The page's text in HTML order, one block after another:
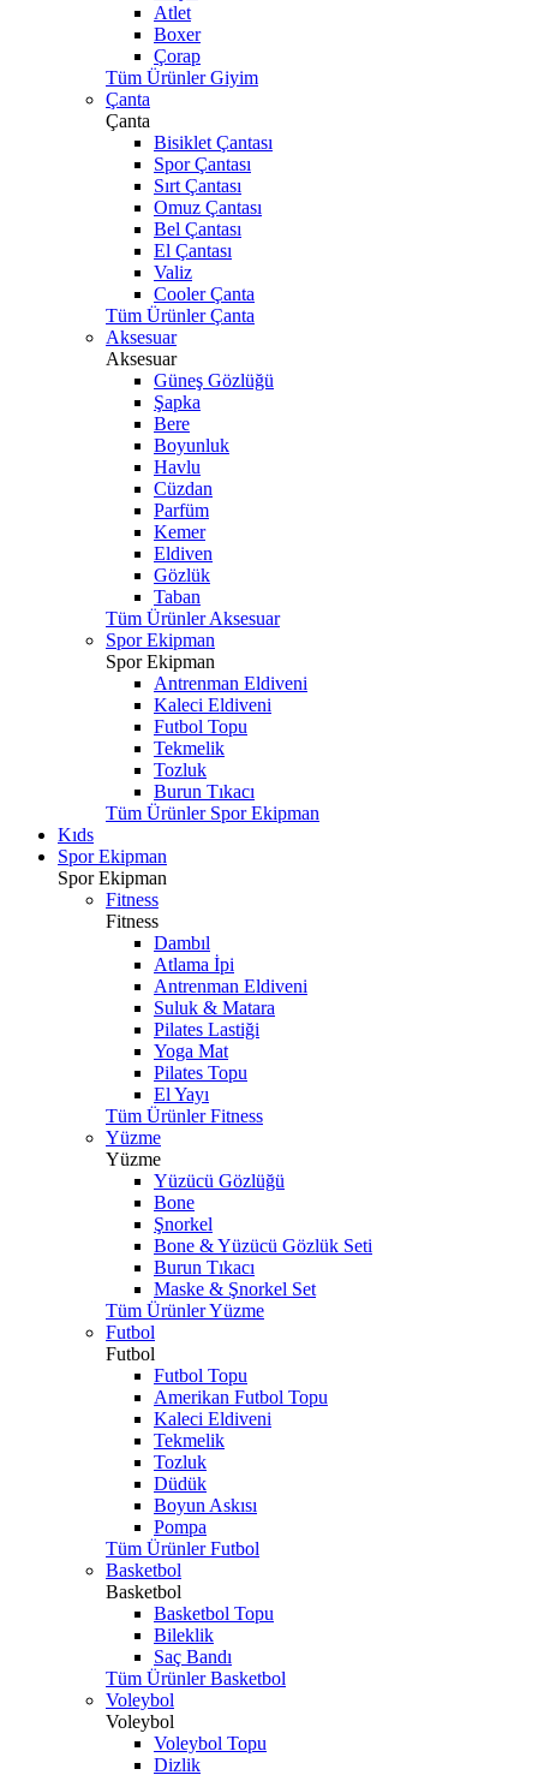
Atlet
Boxer
Çorap
Tüm Ürünler Giyim
Çanta
Çanta
Bisiklet Çantası
Spor Çantası
Sırt Çantası
Omuz Çantası
Bel Çantası
El Çantası
Valiz
Cooler Çanta
Tüm Ürünler Çanta
Aksesuar
Aksesuar
Güneş Gözlüğü
Şapka
Bere
Boyunluk
Havlu
Cüzdan
Parfüm
Kemer
Eldiven
Gözlük
Taban
Tüm Ürünler Aksesuar
Spor Ekipman
Spor Ekipman
Antrenman Eldiveni
Kaleci Eldiveni
Futbol Topu
Tekmelik
Tozluk
Burun Tıkacı
Tüm Ürünler Spor Ekipman
Kıds
Spor Ekipman
Spor Ekipman
Fitness
Fitness
Dambıl
Atlama İpi
Antrenman Eldiveni
Suluk & Matara
Pilates Lastiği
Yoga Mat
Pilates Topu
El Yayı
Tüm Ürünler Fitness
Yüzme
Yüzme
Yüzücü Gözlüğü
Bone
Şnorkel
Bone & Yüzücü Gözlük Seti
Burun Tıkacı
Maske & Şnorkel Set
Tüm Ürünler Yüzme
Futbol
Futbol
Futbol Topu
Amerikan Futbol Topu
Kaleci Eldiveni
Tekmelik
Tozluk
Düdük
Boyun Askısı
Pompa
Tüm Ürünler Futbol
Basketbol
Basketbol
Basketbol Topu
Bileklik
Saç Bandı
Tüm Ürünler Basketbol
Voleybol
Voleybol
Voleybol Topu
Dizlik